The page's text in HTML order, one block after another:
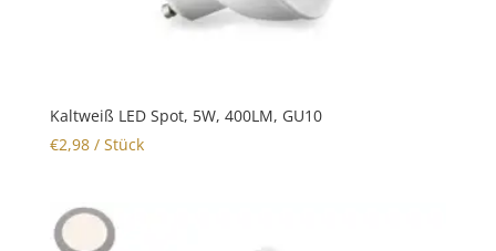
Kaltweiß LED Spot, 5W, 400LM, GU10
€2,98/ Stück